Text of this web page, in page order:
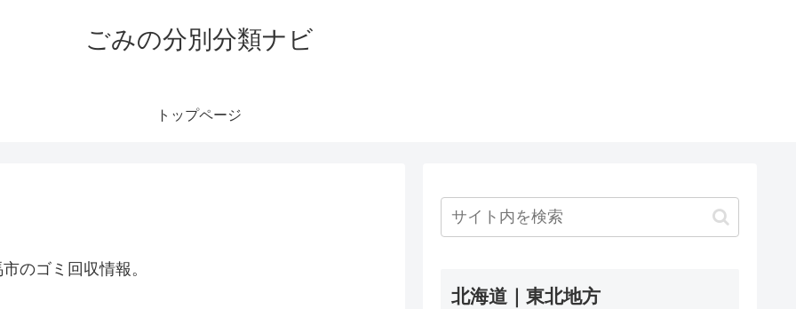
ごみの分別分類ナビ
トップページ
のゴミ回収情報。
北海道｜東北地方